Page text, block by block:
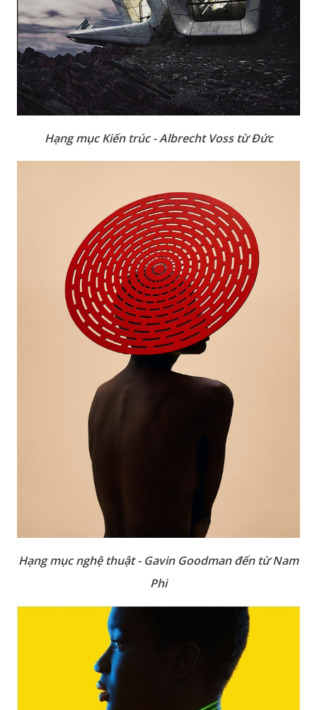
Hạng mục Kiến trúc - Albrecht Voss từ Đức
Hạng mục nghệ thuật - Gavin Goodman đến từ Nam
Phi